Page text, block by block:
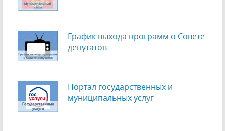
График выхода программ о Cовете
депутатов
Портал государственных и
муниципальных услуг